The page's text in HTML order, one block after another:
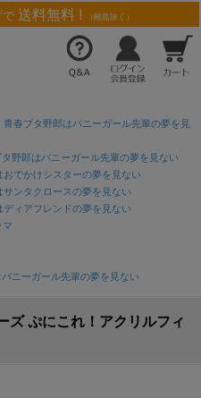
で 送料無料 ! （離島除く）
青春ブタ野郎はバニーガール先輩の夢を見
野郎はバニーガール先輩の夢を見ない
おでかけシスターの夢を見ない
サンタクロースの夢を見ない
ディアフレンドの夢を見ない
マ
ニーガール先輩の夢を見ない
ズ ぷにこれ！アクリルフィ